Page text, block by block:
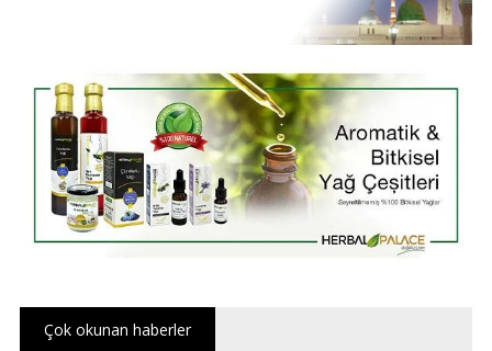
Çok okunan haberler